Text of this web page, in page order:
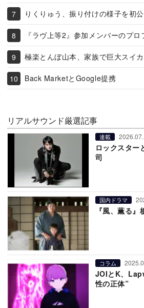
りくりゅう、振り付けの様子を初
『ラヴ上等2』参加メンバーのプロ
極楽とんぼ山本、家族で巨大スイ
Back MarketとGoogle提携
リアルサウンド厳選記事
連載
ロックスター
司
国内ドラマ
『風、薫る
コラム
JOIとK、
性の正体”